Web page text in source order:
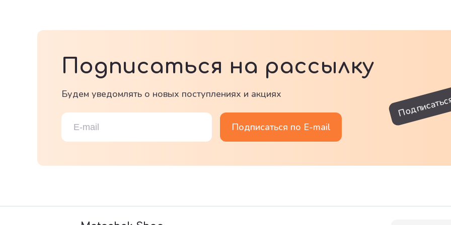
Подписаться на рассылку
Будем уведомлять о новых поступлениях и акциях
Подписаться по E-mail